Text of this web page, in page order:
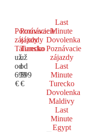
Poznávacie
zájazdy
Taliansko
už
od
699
€
Poznávacie
zájazdy
Turecko
už
od
599
€
Last
Minute
Dovolenka
Poznávacie
zájazdy
Last
Minute
Turecko
Dovolenka
Maldivy
Last
Minute
Egypt